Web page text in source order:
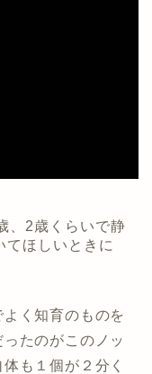
、2歳くらいで静
てほしいときに
く知育のものを
たのがこのノッ
も１個が２分く